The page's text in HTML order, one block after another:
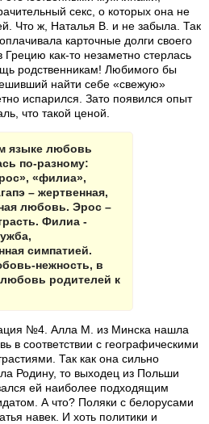
секс, о которых она не
Что ж, Наталья В. и не забыла. Так
карточные долги своего
как-то незаметно стерлась
родственникам! Любимого бы
найти себе «свежую»
испарился. Зато появился опыт
что такой ценой.
языке любовь
по-разному:
«филиа»,
– жертвенная,
любовь. Эрос –
Филиа -
симпатией.
нежность, в
любовь родителей к
№4. Алла М. из Минска нашла
в соответствии с географическими
Так как она сильно
Родину, то выходец из Польши
ей наиболее подходящим
А что? Поляки с белорусами
навек. И хоть политики и